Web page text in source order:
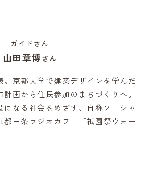
ガイドさん
山田章博 さん
。京都大学で建築デザインを学んだ
画から住民参加のまちづくりへ。
になる社会をめざす、自称ソーシャ
都三条ラジオカフェ「祇園祭ウォー